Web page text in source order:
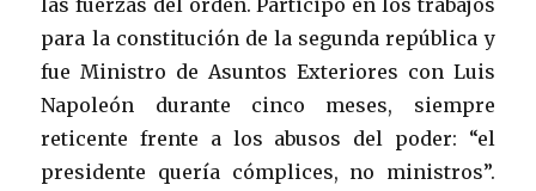
para la constitución de la segunda república y
fue Ministro de Asuntos Exteriores con Luis
Napoleón durante cinco meses, siempre
reticente frente a los abusos del poder: “el
presidente quería cómplices, no ministros”.